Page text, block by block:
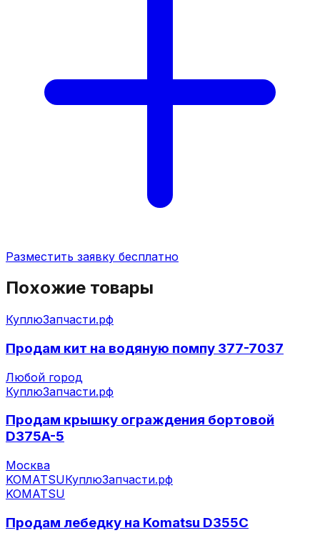
Разместить заявку бесплатно
Похожие товары
КуплюЗапчасти.рф
Продам кит на водяную помпу 377-7037
Любой город
КуплюЗапчасти.рф
Продам крышку ограждения бортовой
D375A-5
Москва
KOMATSUКуплюЗапчасти.рф
KOMATSU
Продам лебедку на Komatsu D355C